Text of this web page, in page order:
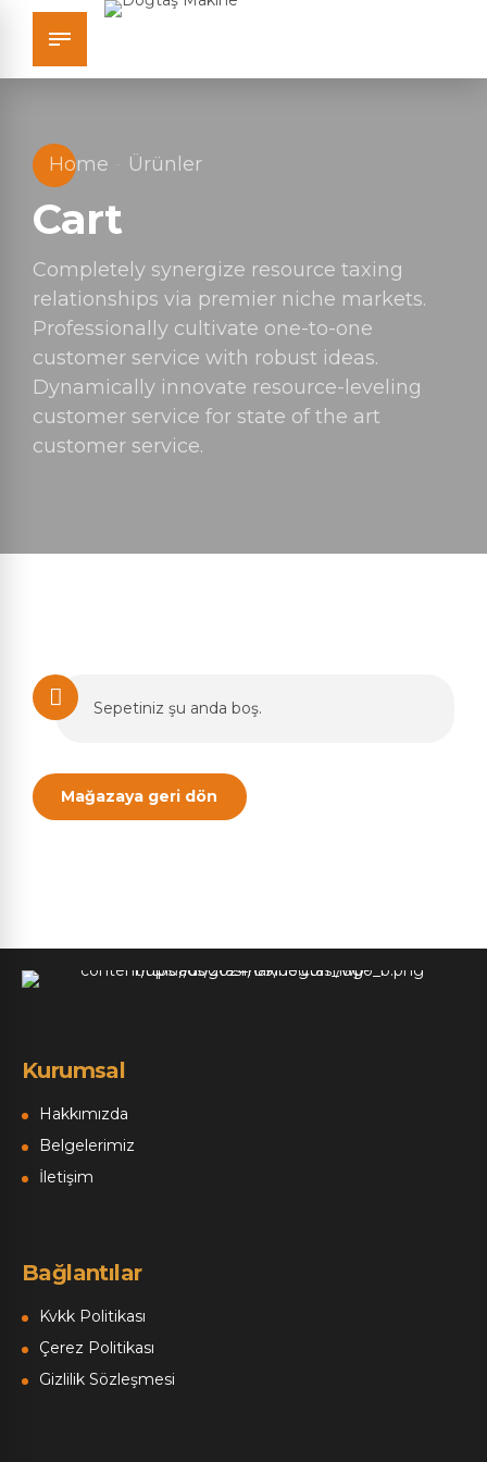
Home Ürünler
Cart
Completely synergize resource taxing
relationships via premier niche markets.
Professionally cultivate one-to-one
customer service with robust ideas.
Dynamically innovate resource-leveling
customer service for state of the art
customer service.
Sepetiniz şu anda boş.
Mağazaya geri dön
Kurumsal
Hakkımızda
Belgelerimiz
İletişim
Bağlantılar
Kvkk Politikası
Çerez Politikası
Gizlilik Sözleşmesi